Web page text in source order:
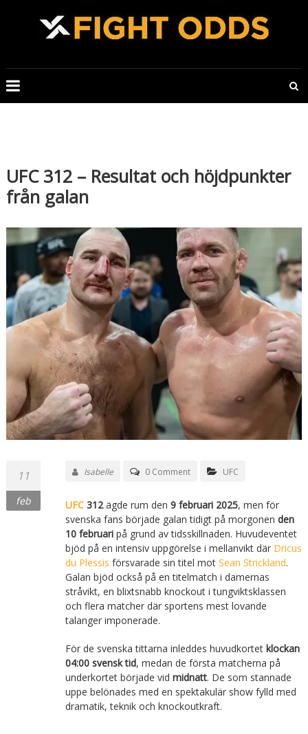
FIGHTODDS
UFC
och
bonusar
UFC 312 – Resultat och höjdpunkter
från galan
11
feb
Isabelle 0 Comment UFC
UFC312ägde rum den 9 februari 2025, men för
svenska fans började galan tidigt på morgonen den
10 februaripå grund av tidsskillnaden. Huvudeventet
bjöd på en intensiv uppgörelse i mellanvikt där Dricus
du Plessis försvarade sin titel mot Sean Strickland.
Galan bjöd också på en titelmatch i damernas
stråvikt, en blixtsnabb knockout i tungviktsklassen
och flera matcher där sportens mest lovande
talanger imponerade.
För de svenska tittarna inleddes huvudkortet klockan
04:00 svensk tid, medan de första matcherna på
underkortet började vid midnatt. De som stannade
uppe belönades med en spektakulär show fylld med
dramatik, teknik och knockoutkraft.